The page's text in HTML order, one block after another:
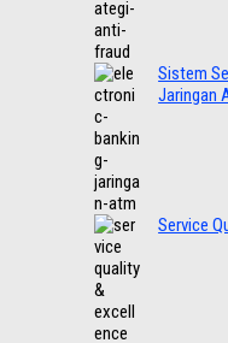
Sistem
Jaringan
Service